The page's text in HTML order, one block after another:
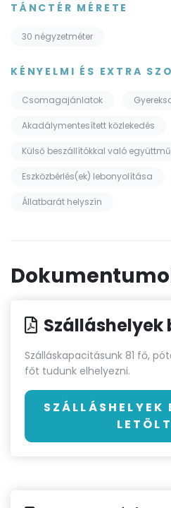
TÁNCTÉR MÉRETE
30 négyzetméter
KÉNYELMI ÉS EXTRA
Csomagajánlatok
Akadálymentesített közlekedés
Külső beszállítókkal való
Eszközbérlés(ek) lebonyolítása
Állatbarát helyszín
Szálláskapacitásunk 81 fő,
főt tudunk elhelyezni.